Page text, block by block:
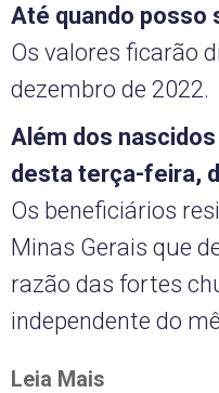
Até quando posso
Os valores ficarão
dezembro de 2022.
Além dos
desta terça-feira,
Os beneficiários
Minas Gerais que
razão das fortes
independente do
Leia Mais